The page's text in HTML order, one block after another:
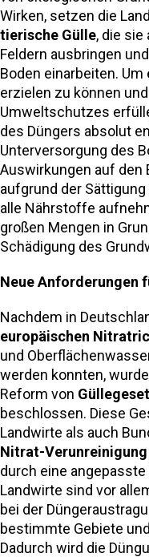
Wirken, setzen die
tierische Gülle, die sie
Feldern ausbringen
Boden einarbeiten.
erzielen zu können
Umweltschutzes
des Düngers absolut
Unterversorgung des
Auswirkungen auf den
aufgrund der
alle Nährstoffe
großen Mengen in
Schädigung des
Neue Anforderungen
Nachdem in
europäischen
und
werden konnten,
Reform von
beschlossen. Diese
Landwirte als auch
Nitrat-Verunreinigung
durch eine angepasste
Landwirte sind vor
bei der
bestimmte Gebiete
Dadurch wird die